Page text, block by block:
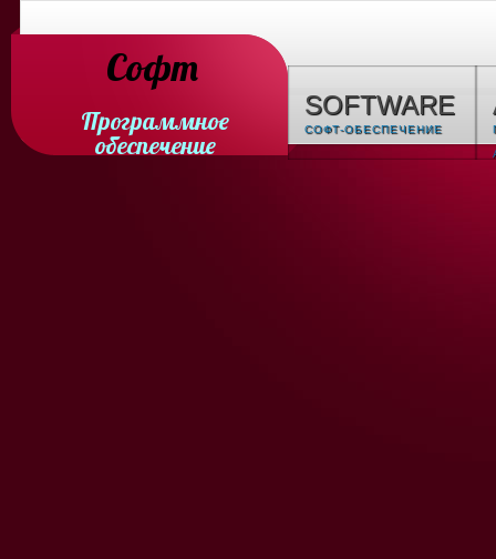
Софт
Программное
обеспечение
SOFTWARE
СОФТ-ОБЕСПЕЧЕНИЕ